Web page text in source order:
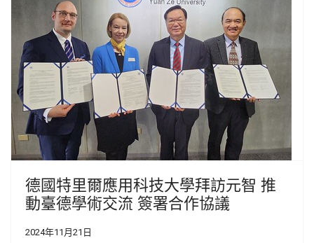
德國特里爾應用科技大學拜訪元智 推
動臺德學術交流 簽署合作協議
2024年11月21日